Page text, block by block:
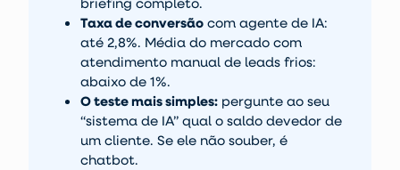
Taxa de conversão com agente de IA:
até 2,8%. Média do mercado com
atendimento manual de leads frios:
abaixo de 1%.
O teste mais simples: pergunte ao seu
“sistema de IA” qual o saldo devedor de
um cliente. Se ele não souber, é
chatbot.